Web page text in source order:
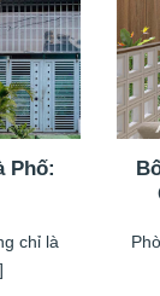
Phố:
chỉ là